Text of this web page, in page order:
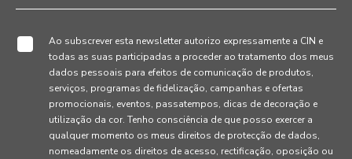
Ao subscrever esta newsletter autorizo expressamente a CIN e
todas as suas participadas a proceder ao tratamento dos meus
dados pessoais para efeitos de comunicação de produtos,
serviços, programas de fidelização, campanhas e ofertas
promocionais, eventos, passatempos, dicas de decoração e
utilização da cor. Tenho consciência de que posso exercer a
qualquer momento os meus direitos de protecção de dados,
nomeadamente os direitos de acesso, rectificação, oposição ou